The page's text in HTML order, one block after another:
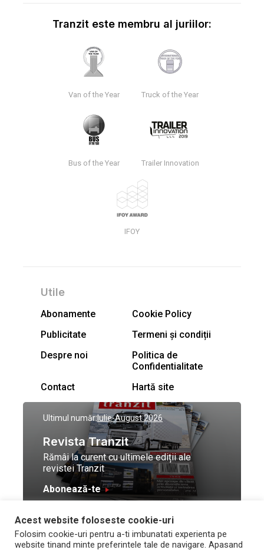
Tranzit este membru al juriilor:
Van of the Year Truck of the Year
Bus of the Year Trailer Innovation
IFOY
Utile
Abonamente
Cookie Policy
Publicitate
Termeni și condiții
Despre noi
Politica de
Confidentialitate
Contact
Hartă site
Ultimul număr:Iulie-August 2026
Revista Tranzit
Rămâi la curent cu ultimele ediții ale
revistei Tranzit
Abonează-te
© Toate drepturile
rezervate Trafic Media
2026
Design by
and development byNeo
Vision Technologies
Acest website foloseste cookie-uri
Folosim cookie-uri pentru a-ti imbunatati experienta pe
website tinand minte preferintele tale de navigare. Apasand